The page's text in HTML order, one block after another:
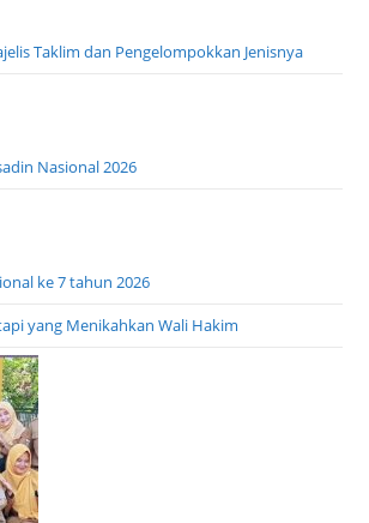
Taklim dan Pengelompokkan Jenisnya
Nasional 2026
ke 7 tahun 2026
yang Menikahkan Wali Hakim